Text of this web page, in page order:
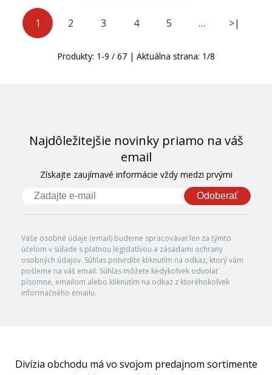
1 2 3 4 5 … >|
Produkty: 1 -9 / 67 | Aktuálna strana: 1/8
Najdôležitejšie novinky priamo na váš
email
Získajte zaujímavé informácie vždy medzi prvými
Odoberať
Vaše osobné údaje (email) budeme spracovávať len za týmto
účelom v súlade s platnou legislatívou a zásadami ochrany
osobných údajov. Súhlas potvrdíte kliknutím na odkaz, ktorý vám
pošleme na váš email. Súhlas môžete kedykoľvek odvolať
písomne, emailom alebo kliknutím na odkaz z ktoréhokoľvek
informačného emailu.
Divízia obchodu má vo svojom predajnom sortimente